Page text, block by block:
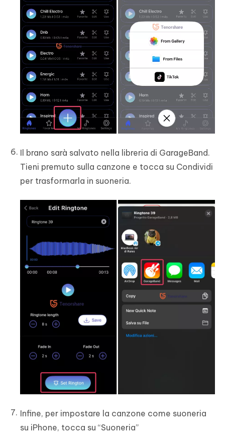
Il brano sarà salvato nella libreria di GarageBand.
Tieni premuto sulla canzone e tocca su Condividi
per trasformarla in suoneria.
Infine, per impostare la canzone come suoneria
su iPhone, tocca su “Suoneria”